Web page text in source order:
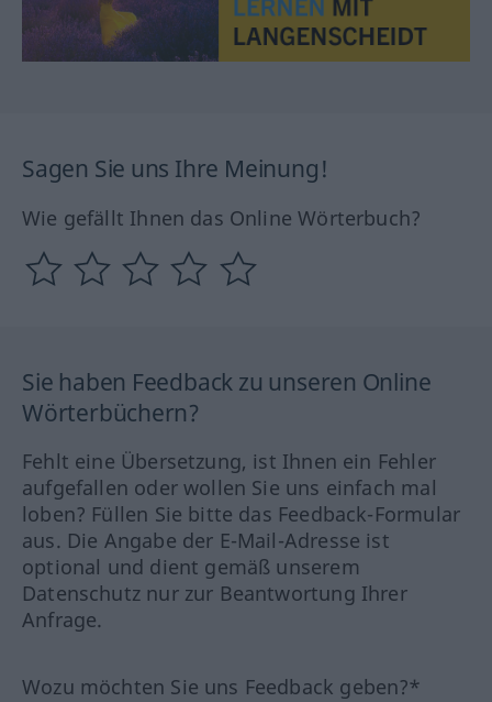
Sagen Sie uns Ihre Meinung!
Wie gefällt Ihnen das Online Wörterbuch?
Sie haben Feedback zu unseren Online
Wörterbüchern?
Fehlt eine Übersetzung, ist Ihnen ein Fehler
aufgefallen oder wollen Sie uns einfach mal
loben? Füllen Sie bitte das Feedback-Formular
aus. Die Angabe der E-Mail-Adresse ist
optional und dient gemäß unserem
Datenschutz nur zur Beantwortung Ihrer
Anfrage.
Wozu möchten Sie uns Feedback geben?*